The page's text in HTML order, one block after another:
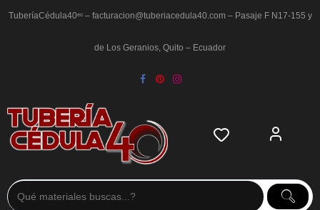
TuberíaCédula40ᵉᶜ – facturacion@tuberiacedula40.com – Pasaje F N17-155 y
de Los Geranios, Quito – Ecuador